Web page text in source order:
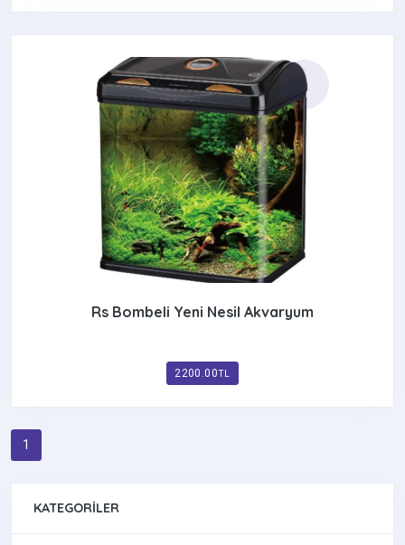
Rs Bombeli Yeni Nesil Akvaryum
2200.00TL
1
KATEGORILER